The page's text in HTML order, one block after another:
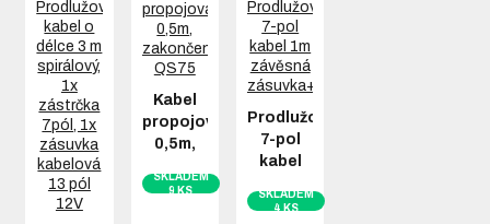
Kabel
propojovací
0,5m,
QS75
SKLADEM
9 KS
Prodlužovací
7-pol
kabel
závěsná
SKLADEM
4 KS